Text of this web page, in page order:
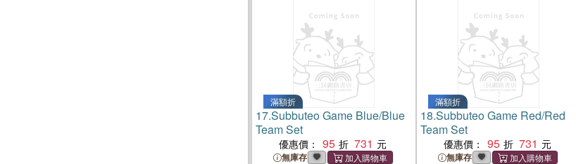
滿額折
17.Subbuteo Game Blue/Blue
Team Set
優惠價： 95 731
無庫存
滿額折
18.Subbuteo Game Red/Red
Team Set
優惠價： 95 731
無庫存